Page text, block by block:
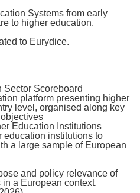
Systems from early
to higher education.
to Eurydice.
Sector Scoreboard
platform presenting higher
level, organised along key
Education Institutions
education institutions to
a large sample of European
and policy relevance of
a European context.